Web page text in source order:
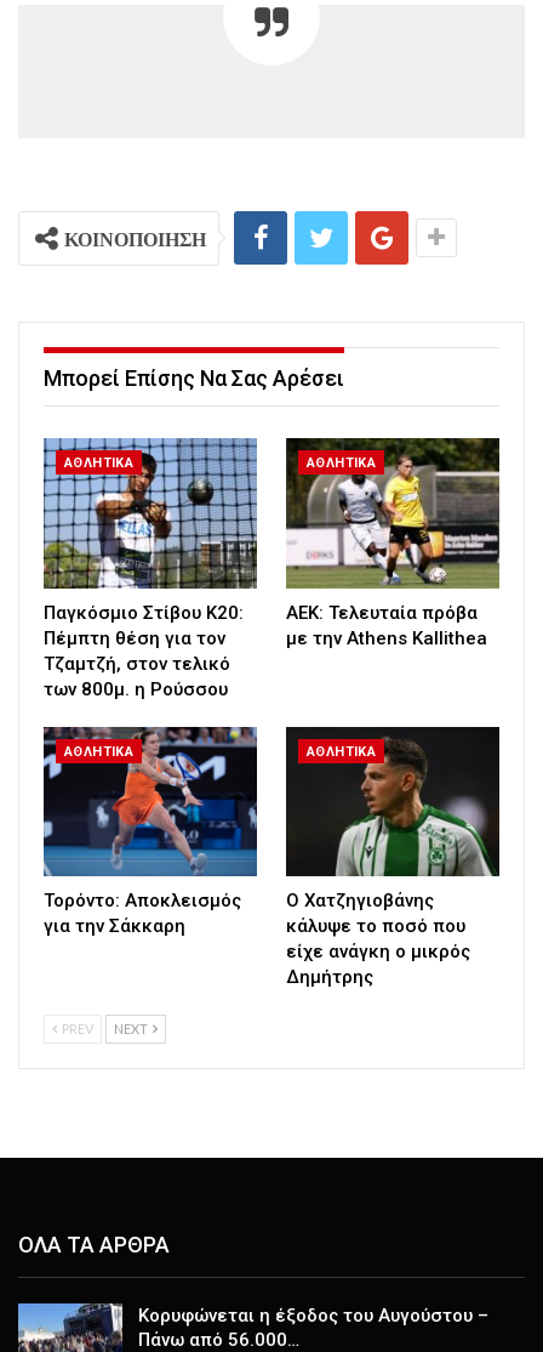
ΚΟΙΝΟΠΟΙΗΣΗ
Μπορεί Επίσης Να Σας Αρέσει
ΑΘΛΗΤΙΚΑ
Παγκόσμιο Στίβου Κ20:
Πέμπτη θέση για τον
Τζαμτζή, στον τελικό
των 800μ. η Ρούσσου
ΑΘΛΗΤΙΚΑ
ΑΕΚ: Τελευταία πρόβα
με την Athens Kallithea
ΑΘΛΗΤΙΚΑ
Τορόντο: Αποκλεισμός
για την Σάκκαρη
ΑΘΛΗΤΙΚΑ
Ο Χατζηγιοβάνης
κάλυψε το ποσό που
είχε ανάγκη ο μικρός
Δημήτρης
PREV NEXT
ΟΛΑ ΤΑ ΑΡΘΡΑ
Κορυφώνεται η έξοδος του Αυγούστου –
Πάνω από 56.000…